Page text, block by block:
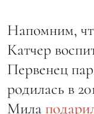
Напомним,
Катчер
Первенец
родилась в
Мила